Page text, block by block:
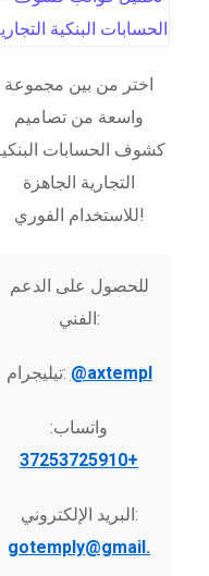
اختر من بين مجموعة
واسعة من تصاميم
كشوف الحسابات
التجارية الجاهزة
للاستخدام الفوري!
للحصول على الدعم
الفني:
تيليجرام: @axtempl
واتساب:
+37253725910
البريد الإلكتروني:
gotemply@gmail.